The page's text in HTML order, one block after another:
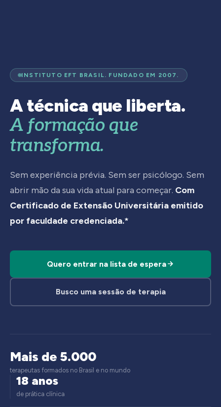
INSTITUTO EFT BRASIL. FUNDADO EM 2007.
A técnica que liberta.
A formação que
transforma.
Sem experiência prévia. Sem ser psicólogo. Sem
abrir mão da sua vida atual para começar. Com
Certificado de Extensão Universitária emitido
por faculdade credenciada.*
Quero entrar na lista de espera
Busco uma sessão de terapia
Mais de 5.000
terapeutas formados no Brasil e no mundo
18 anos
de prática clínica